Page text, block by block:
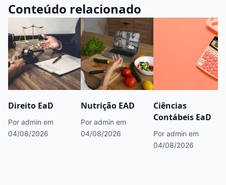
Conteúdo relacionado
Direito EaD
Por admin em
04/08/2026
Nutrição EAD
Por admin em
04/08/2026
Ciências
Contábeis EaD
Por admin em
04/08/2026